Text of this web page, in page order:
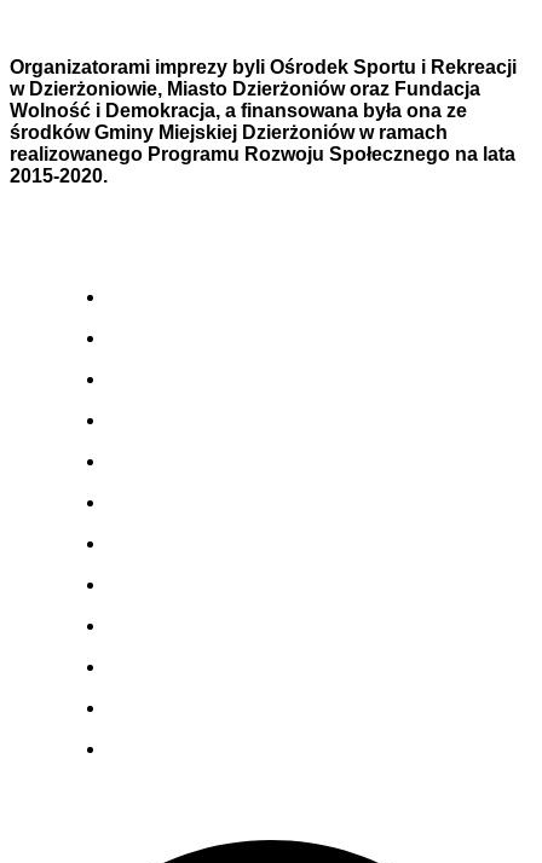
Organizatorami imprezy byli Ośrodek Sportu i Rekreacji
w Dzierżoniowie, Miasto Dzierżoniów oraz Fundacja
Wolność i Demokracja, a finansowana była ona ze
środków Gminy Miejskiej Dzierżoniów w ramach
realizowanego Programu Rozwoju Społecznego na lata
2015-2020.